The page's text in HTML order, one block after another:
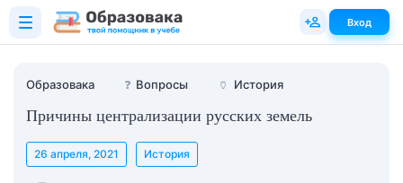
Образовака ❓ Вопросы 🏺 История
Причины централизации русских земель
26 апреля, 2021 История
Вход